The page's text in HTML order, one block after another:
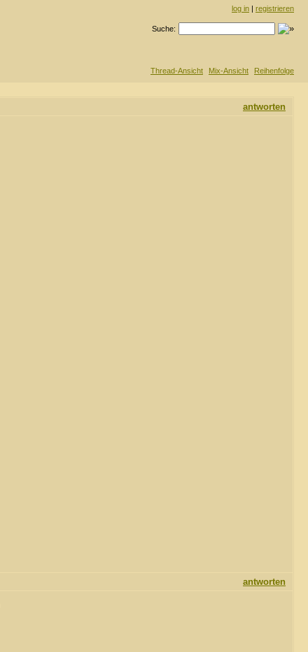
log in | registrieren
Suche:
Thread-Ansicht Mix-Ansicht Reihenfolge
antworten
antworten